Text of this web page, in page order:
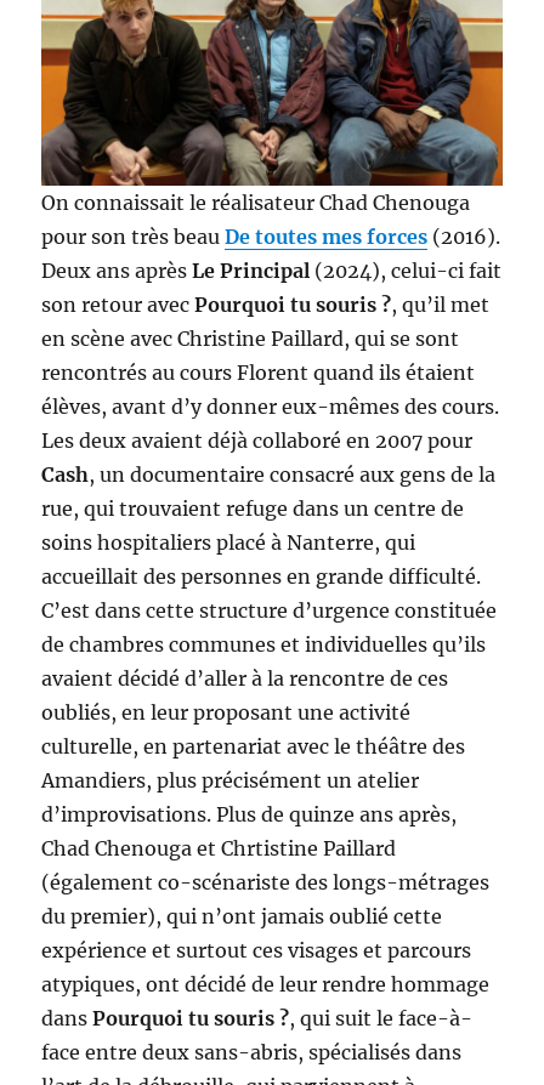
On connaissait le réalisateur Chad Chenouga
pour son très beauDe toutes mes forces (2016).
Deux ans après Le Principal (2024), celui-ci fait
son retour avecPourquoi tu souris ?, qu’il met
en scène avec Christine Paillard, qui se sont
rencontrés au cours Florent quand ils étaient
élèves, avant d’y donner eux-mêmes des cours.
Les deux avaient déjà collaboré en 2007 pour
Cash, un documentaire consacré aux gens de la
rue, qui trouvaient refuge dans un centre de
soins hospitaliers placé à Nanterre, qui
accueillait des personnes en grande difficulté.
C’est dans cette structure d’urgence constituée
de chambres communes et individuelles qu’ils
avaient décidé d’aller à la rencontre de ces
oubliés, en leur proposant une activité
culturelle, en partenariat avec le théâtre des
Amandiers, plus précisément un atelier
d’improvisations. Plus de quinze ans après,
Chad Chenouga et Chrtistine Paillard
(également co-scénariste des longs-métrages
du premier), qui n’ont jamais oublié cette
expérience et surtout ces visages et parcours
atypiques, ont décidé de leur rendre hommage
dansPourquoi tu souris ?, qui suit le face-à-
face entre deux sans-abris, spécialisés dans